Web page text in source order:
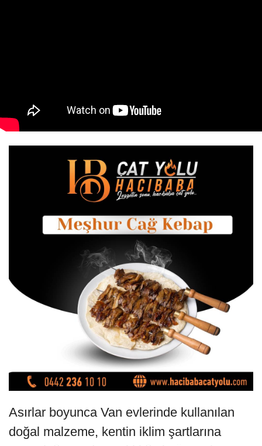
Asırlar boyunca Van evlerinde kullanılan
doğal malzeme, kentin iklim şartlarına